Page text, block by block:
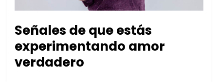
Señales de que estás
experimentando amor
verdadero